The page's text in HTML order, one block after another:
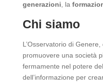
generazioni , la
Chi siamo
L’Osservatorio di
promuovere una società
fermamente nel potere
dell’informazione per